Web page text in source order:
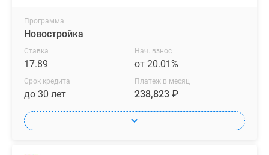
Программа
Новостройка
Ставка
17.89
Нач. взнос
от 20.01%
Срок кредита
до 30 лет
Платеж в месяц
238,823 ₽